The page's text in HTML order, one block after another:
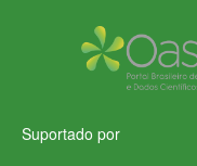
Suportado por